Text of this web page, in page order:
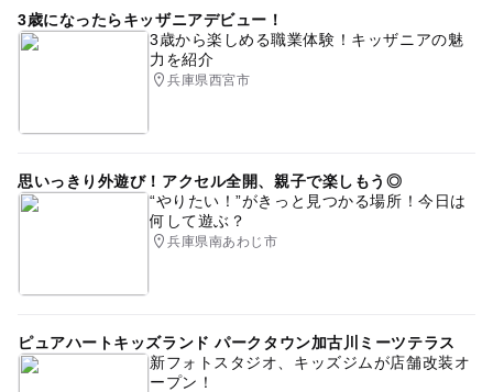
3歳になったらキッザニアデビュー！
3歳から楽しめる職業体験！キッザニアの魅
力を紹介
兵庫県西宮市
思いっきり外遊び！アクセル全開、親子で楽しもう◎
“やりたい！”がきっと見つかる場所！今日は
何して遊ぶ？
兵庫県南あわじ市
ピュアハートキッズランド パークタウン加古川ミーツテラス
新フォトスタジオ、キッズジムが店舗改装オ
ープン！